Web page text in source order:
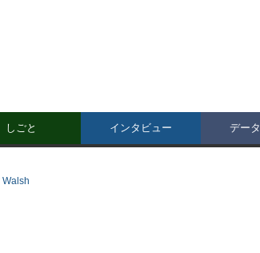
しごと インタビュー デー
Walsh